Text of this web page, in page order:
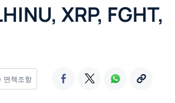
XRP, FGHT,
면책조항